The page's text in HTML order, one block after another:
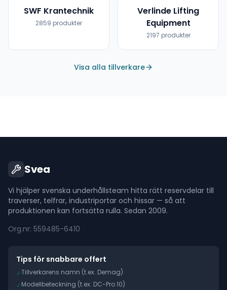
SWF Krantechnik
2859 produkter
Verlinde Lifting
Equipment
2197 produkter
Visa alla tillverkare
Svea
Vi hjälper svenska underhållsteam hitta rätt reservdelar till
traverser, telfrar, industriportar och hissar — så att
produktionen kan fortsätta rulla. Sedan 2009.
Org.nr: 559485-6410
Tips för snabbare offert
✓Tillverkarens namn (t.ex. Demag)
✓Modellbeteckning (t.ex. DC-Pro 10)